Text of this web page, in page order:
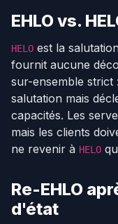
EHLO vs.
HELO est la
fournit aucune
sur-ensemble strict
salutation mais
capacités. Les
mais les clients
ne revenir à HELO
Re-EHLO
d'état